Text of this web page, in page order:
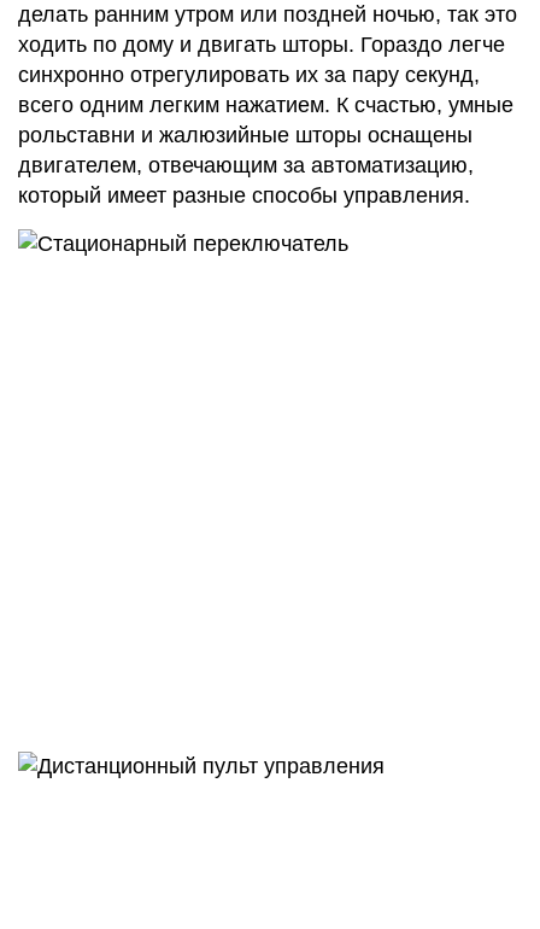
делать ранним утром или поздней ночью, так это
ходить по дому и двигать шторы. Гораздо легче
синхронно отрегулировать их за пару секунд,
всего одним легким нажатием. К счастью, умные
рольставни и жалюзийные шторы оснащены
двигателем, отвечающим за автоматизацию,
который имеет разные способы управления.